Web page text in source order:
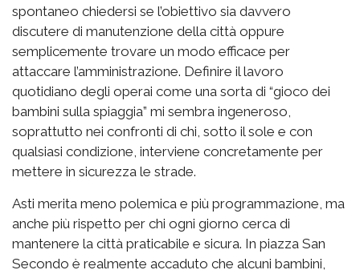
spontaneo chiedersi se l’obiettivo sia davvero
discutere di manutenzione della città oppure
semplicemente trovare un modo efficace per
attaccare l’amministrazione. Definire il lavoro
quotidiano degli operai come una sorta di “gioco dei
bambini sulla spiaggia” mi sembra ingeneroso,
soprattutto nei confronti di chi, sotto il sole e con
qualsiasi condizione, interviene concretamente per
mettere in sicurezza le strade.
Asti merita meno polemica e più programmazione, ma
anche più rispetto per chi ogni giorno cerca di
mantenere la città praticabile e sicura. In piazza San
Secondo è realmente accaduto che alcuni bambini,